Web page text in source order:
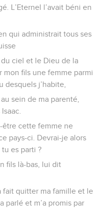
L’Eternel l’avait béni en
qui administrait tous ses
ciel et le Dieu de la
mon fils une femme parmi
desquels j’habite,
sein de ma parenté,
cette femme ne
pays-ci. Devrai-je alors
tu es parti ?
fils là-bas, lui dit
fait quitter ma famille et le
parlé et m’a promis par